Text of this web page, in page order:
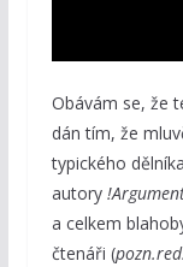
Obávám se, že
dán tím, že
typického
autory
a celkem
čtenáři (